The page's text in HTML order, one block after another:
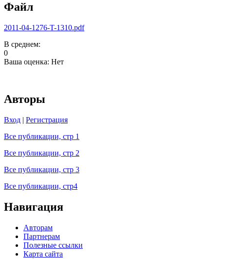
Файл
2011-04-1276-T-1310.pdf
В среднем:
0
Ваша оценка: Нет
Авторы
Вход | Регистрация
Все публикации, стр 1
Все публикации, стр 2
Все публикации, стр 3
Все публикации, стр4
Навигация
Авторам
Партнерам
Полезные ссылки
Карта сайта